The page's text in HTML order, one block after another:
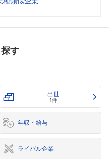
す
出世
1件
年収・給与
ライバル企業